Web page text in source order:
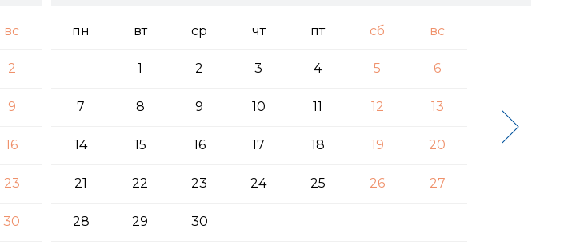
вс
2
9
16
23
30
пн вт ср чт пт сб вс
1 2 3 4 5 6
7 8 9 10 11 12 13
14 15 16 17 18 19 20
21 22 23 24 25 26 27
28 29 30